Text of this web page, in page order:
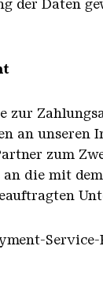
der Daten
zur
an unseren
zum
die mit